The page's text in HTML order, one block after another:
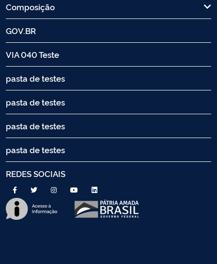
Composição
GOV.BR
VIA 040 Teste
pasta de testes
pasta de testes
pasta de testes
pasta de testes
REDES SOCIAIS